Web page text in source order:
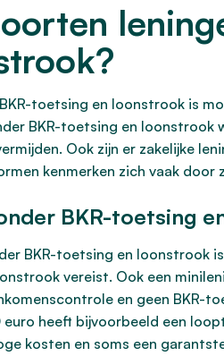
toetsing en loonstrook is
BKR-toetsing en loonstrook
Ook zijn er zakelijke
kenmerken zich vaak
BKR-toetsing
BKR-toetsing en loonstrook
vereist. Ook een
en geen BKR-
heeft bijvoorbeeld een
kosten en soms een